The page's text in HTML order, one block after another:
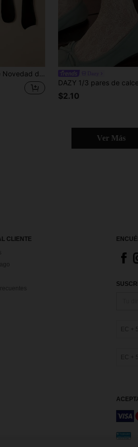
y Murciélago, Calcetines a Juego para la Familia de Mujer
$2.10
Ver Más
CLIENTE
EC +
EC +